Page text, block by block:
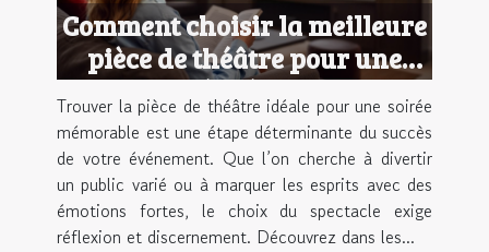
Comment choisir la meilleure
pièce de théâtre pour une
soirée réussie ?
Trouver la pièce de théâtre idéale pour une soirée
mémorable est une étape déterminante du succès
de votre événement. Que l’on cherche à divertir
un public varié ou à marquer les esprits avec des
émotions fortes, le choix du spectacle exige
réflexion et discernement. Découvrez dans les...